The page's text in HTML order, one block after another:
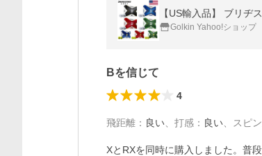
【US輸入品】 ブリヂ
Golkin Yahoo!ショップ
Bを信じて
4
飛距離 ： 良い 打感 ： 良い スピ
XとRXを同時に購入しました。普